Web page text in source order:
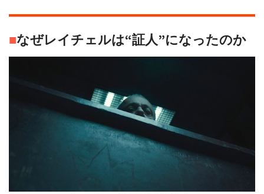
■なぜレイチェルは“証人”になったのか